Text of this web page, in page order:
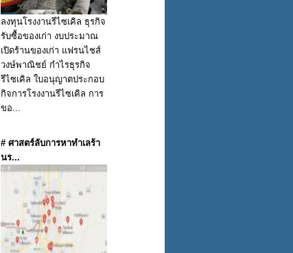
ลงทุนโรงงานรีไซเคิล ธุรกิจ
รับซื้อของเก่า งบประมาณ
เปิดร้านของเก่า แฟรนไชส์
วงษ์พาณิชย์ กำไรธุรกิจ
รีไซเคิล ใบอนุญาตประกอบ
กิจการโรงงานรีไซเคิล การ
ขอ...
# ศาสตร์ลับการหาทำเลร้า
นร...